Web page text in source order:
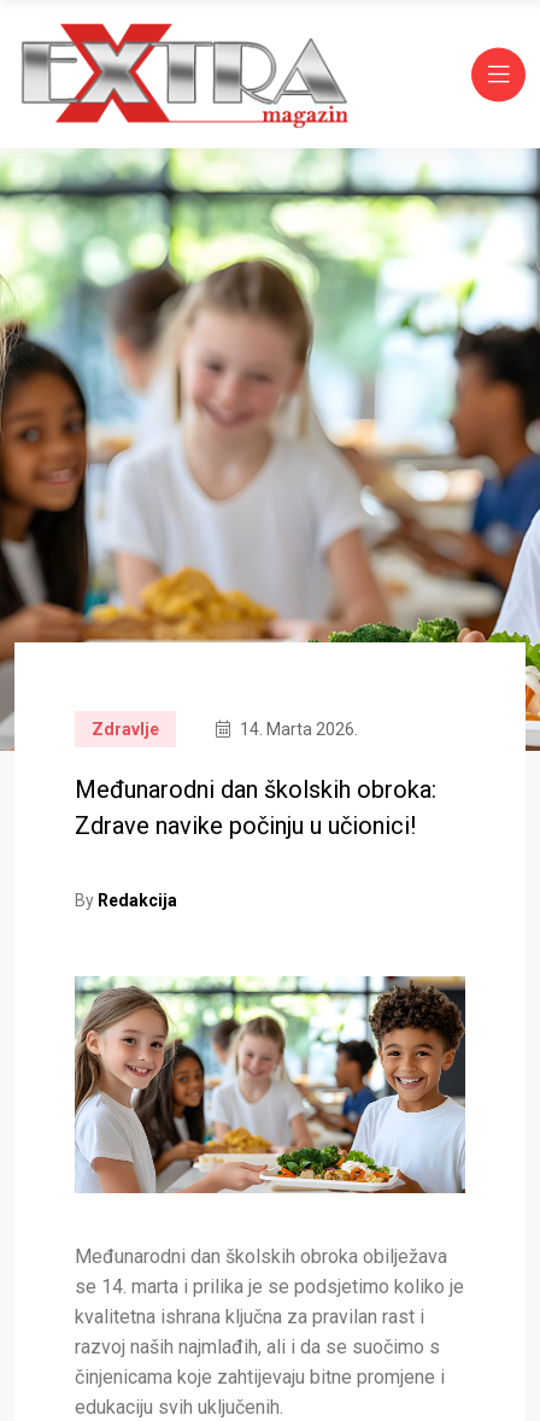
Zdravlje 14. Marta 2026.
Međunarodni dan školskih obroka:
Zdrave navike počinju u učionici!
By Redakcija
Međunarodni dan školskih obroka obilježava
se 14. marta i prilika je se podsjetimo koliko je
kvalitetna ishrana ključna za pravilan rast i
razvoj naših najmlađih, ali i da se suočimo s
činjenicama koje zahtijevaju bitne promjene i
edukaciju svih uključenih.